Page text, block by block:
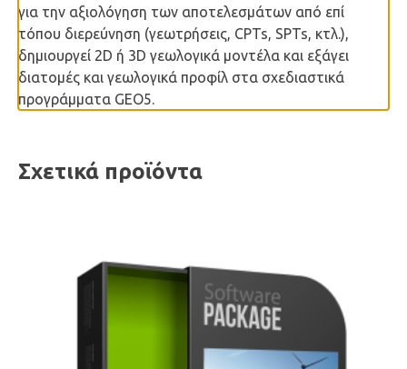
για την αξιολόγηση των αποτελεσμάτων από επί
τόπου διερεύνηση (γεωτρήσεις, CPTs, SPTs, κτλ.),
δημιουργεί 2D ή 3D γεωλογικά μοντέλα και εξάγει
διατομές και γεωλογικά προφίλ στα σχεδιαστικά
προγράμματα GEO5.
Σχετικά προϊόντα